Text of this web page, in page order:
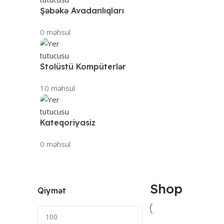
Şəbəkə Avadanlıqları
0 məhsul
Stolüstü Kompüterlər
10 məhsul
Kateqoriyasiz
0 məhsul
Qiymət Shop